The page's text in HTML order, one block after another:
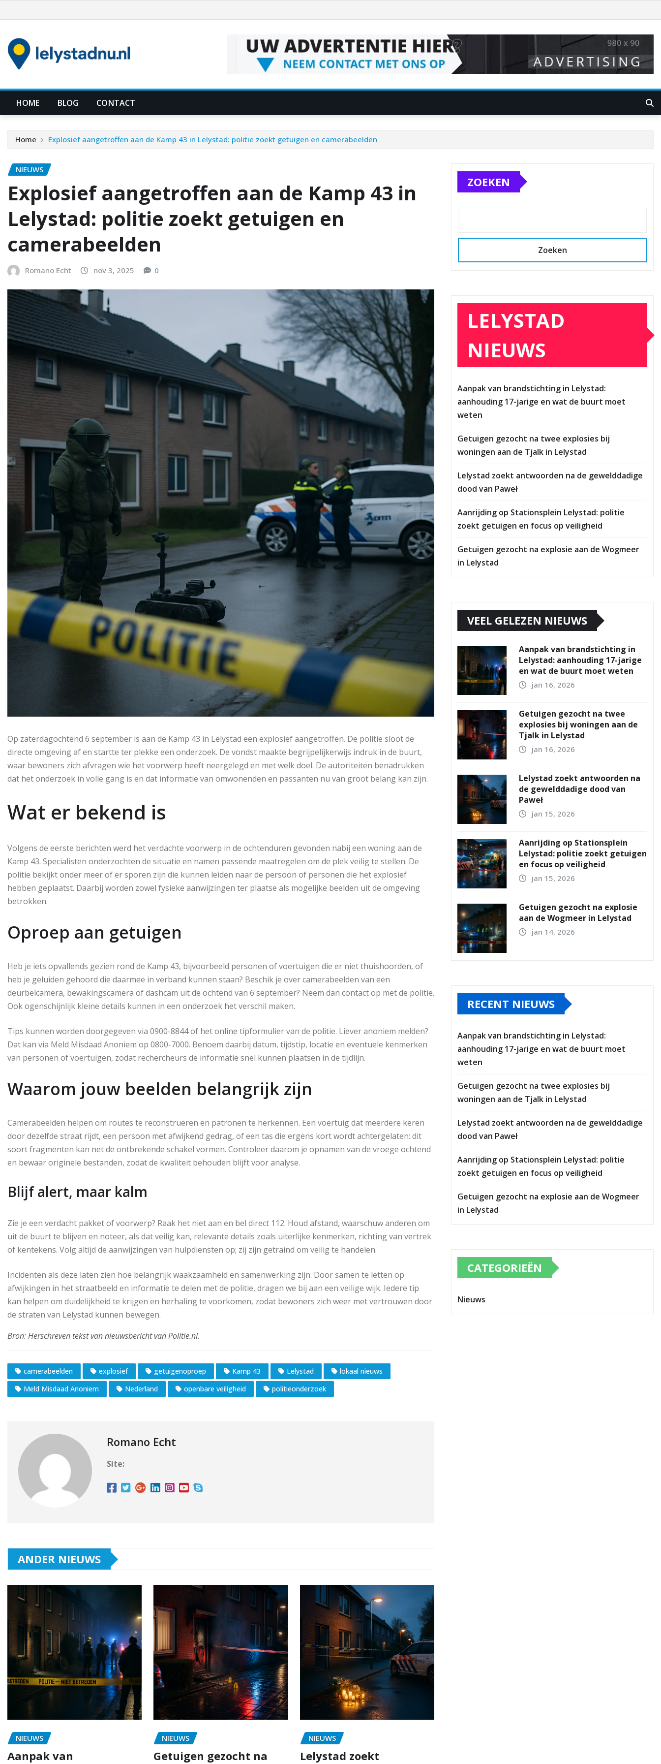
naar
inhoud
HOME BLOG CONTACT
Home Explosief aangetroffen aan de Kamp 43 in Lelystad: politie zoekt getuigen en camerabeelden
NIEUWS
Explosief aangetroffen aan de Kamp 43 in
Lelystad: politie zoekt getuigen en
camerabeelden
Romano Echt nov 3, 2025 0
Op zaterdagochtend 6 september is aan de Kamp 43 in Lelystad een explosief aangetroffen. De politie sloot de
directe omgeving af en startte ter plekke een onderzoek. De vondst maakte begrijpelijkerwijs indruk in de buurt,
waar bewoners zich afvragen wie het voorwerp heeft neergelegd en met welk doel. De autoriteiten benadrukken
dat het onderzoek in volle gang is en dat informatie van omwonenden en passanten nu van groot belang kan zijn.
Wat er bekend is
Volgens de eerste berichten werd het verdachte voorwerp in de ochtenduren gevonden nabij een woning aan de
Kamp 43. Specialisten onderzochten de situatie en namen passende maatregelen om de plek veilig te stellen. De
politie bekijkt onder meer of er sporen zijn die kunnen leiden naar de persoon of personen die het explosief
hebben geplaatst. Daarbij worden zowel fysieke aanwijzingen ter plaatse als mogelijke beelden uit de omgeving
betrokken.
Oproep aan getuigen
Heb je iets opvallends gezien rond de Kamp 43, bijvoorbeeld personen of voertuigen die er niet thuishoorden, of
heb je geluiden gehoord die daarmee in verband kunnen staan? Beschik je over camerabeelden van een
deurbelcamera, bewakingscamera of dashcam uit de ochtend van 6 september? Neem dan contact op met de politie.
Ook ogenschijnlijk kleine details kunnen in een onderzoek het verschil maken.
Tips kunnen worden doorgegeven via 0900-8844 of het online tipformulier van de politie. Liever anoniem melden?
Dat kan via Meld Misdaad Anoniem op 0800-7000. Benoem daarbij datum, tijdstip, locatie en eventuele kenmerken
van personen of voertuigen, zodat rechercheurs de informatie snel kunnen plaatsen in de tijdlijn.
Waarom jouw beelden belangrijk zijn
Camerabeelden helpen om routes te reconstrueren en patronen te herkennen. Een voertuig dat meerdere keren
door dezelfde straat rijdt, een persoon met afwijkend gedrag, of een tas die ergens kort wordt achtergelaten: dit
soort fragmenten kan net de ontbrekende schakel vormen. Controleer daarom je opnamen van de vroege ochtend
en bewaar originele bestanden, zodat de kwaliteit behouden blijft voor analyse.
Blijf alert, maar kalm
Zie je een verdacht pakket of voorwerp? Raak het niet aan en bel direct 112. Houd afstand, waarschuw anderen om
uit de buurt te blijven en noteer, als dat veilig kan, relevante details zoals uiterlijke kenmerken, richting van vertrek
of kentekens. Volg altijd de aanwijzingen van hulpdiensten op; zij zijn getraind om veilig te handelen.
Incidenten als deze laten zien hoe belangrijk waakzaamheid en samenwerking zijn. Door samen te letten op
afwijkingen in het straatbeeld en informatie te delen met de politie, dragen we bij aan een veilige wijk. Iedere tip
kan helpen om duidelijkheid te krijgen en herhaling te voorkomen, zodat bewoners zich weer met vertrouwen door
de straten van Lelystad kunnen bewegen.
camerabeelden explosief getuigenoproep Kamp 43 Lelystad
lokaal nieuws
Meld Misdaad Anoniem
Nederland openbare veiligheid politieonderzoek
Romano Echt
Site:
ANDER NIEUWS
NIEUWS
Aanpak van
NIEUWS
Getuigen gezocht na
NIEUWS
Lelystad zoekt
ZOEKEN
Zoeken
LELYSTAD
NIEUWS
Aanpak van brandstichting in Lelystad:
aanhouding 17-jarige en wat de buurt moet
weten
Getuigen gezocht na twee explosies bij
woningen aan de Tjalk in Lelystad
Lelystad zoekt antwoorden na de gewelddadige
dood van Paweł
Aanrijding op Stationsplein Lelystad: politie
zoekt getuigen en focus op veiligheid
Getuigen gezocht na explosie aan de Wogmeer
in Lelystad
VEEL GELEZEN NIEUWS
Aanpak van brandstichting in
Lelystad: aanhouding 17-jarige
en wat de buurt moet weten
jan 16, 2026
Getuigen gezocht na twee
explosies bij woningen aan de
Tjalk in Lelystad
jan 16, 2026
Lelystad zoekt antwoorden na
de gewelddadige dood van
Paweł
jan 15, 2026
Aanrijding op Stationsplein
Lelystad: politie zoekt getuigen
en focus op veiligheid
jan 15, 2026
Getuigen gezocht na explosie
aan de Wogmeer in Lelystad
jan 14, 2026
RECENT NIEUWS
Aanpak van brandstichting in Lelystad:
aanhouding 17-jarige en wat de buurt moet
weten
Getuigen gezocht na twee explosies bij
woningen aan de Tjalk in Lelystad
Lelystad zoekt antwoorden na de gewelddadige
dood van Paweł
Aanrijding op Stationsplein Lelystad: politie
zoekt getuigen en focus op veiligheid
Getuigen gezocht na explosie aan de Wogmeer
in Lelystad
CATEGORIEËN
Nieuws